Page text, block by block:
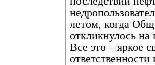
летом, когда
откликнулось
Все это – яркое